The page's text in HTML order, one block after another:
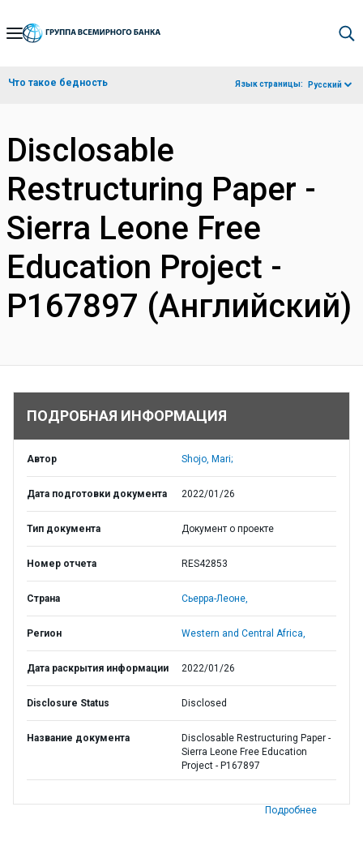
Skip
Navigation
Что такое бедность Язык страницы: Русский
Disclosable
Restructuring Paper -
Sierra Leone Free
Education Project -
P167897 (Английский)
ПОДРОБНАЯ ИНФОРМАЦИЯ
Автор Shojo, Mari;
Дата подготовки документа 2022/01/26
Тип документа Документ о проекте
Номер отчета RES42853
Страна Сьерра-Леоне,
Регион Western and Central Africa,
Дата раскрытия информации 2022/01/26
Disclosure Status Disclosed
Название документа
Disclosable Restructuring Paper -
Sierra Leone Free Education
Project - P167897
Подробнее